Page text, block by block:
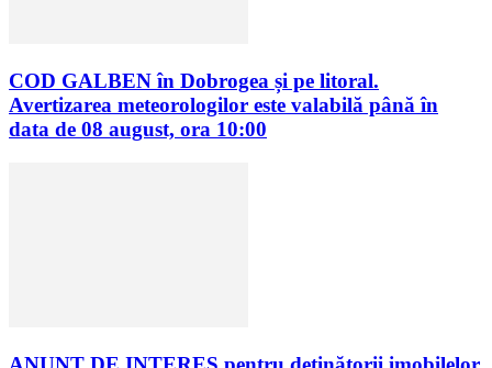
COD GALBEN în Dobrogea și pe litoral.
Avertizarea meteorologilor este valabilă până în
data de 08 august, ora 10:00